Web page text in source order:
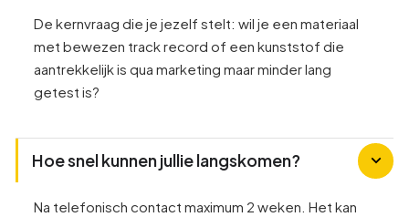
De kernvraag die je jezelf stelt: wil je een materiaal
met bewezen track record of een kunststof die
aantrekkelijk is qua marketing maar minder lang
getest is?
Hoe snel kunnen jullie langskomen?
Na telefonisch contact maximum 2 weken. Het kan